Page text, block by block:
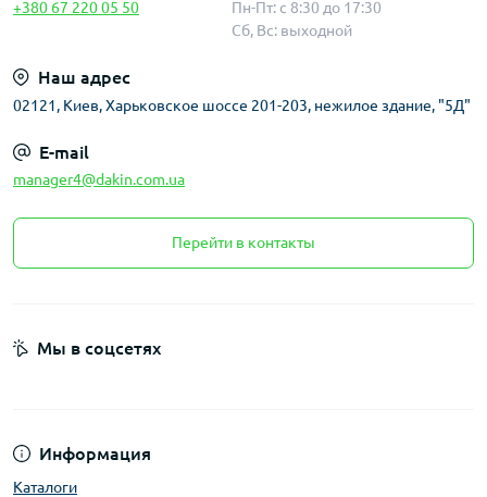
+380 67 220 05 50
Пн-Пт: с 8:30 до 17:30
Сб, Вс: выходной
Наш адрес
02121, Киев, Харьковское шоссе 201-203, нежилое здание, "5Д"
E-mail
manager4@dakin.com.ua
Перейти в контакты
Информация
Каталоги
Мы в соцсетях